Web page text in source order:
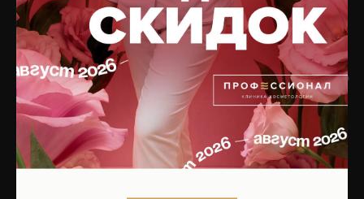
Интернет-магазин
Каталог по брендам
Оплата и доставка
АКЦИЯХ!
ПОДПИШИТЕСЬ НА
РАССЫЛКУ,
ИЛИ
ПРИСОЕДИНЯЙТЕСЬ
К НАМ В СОЦСЕТЯХ!
Нажимая на кнопку, вы даете